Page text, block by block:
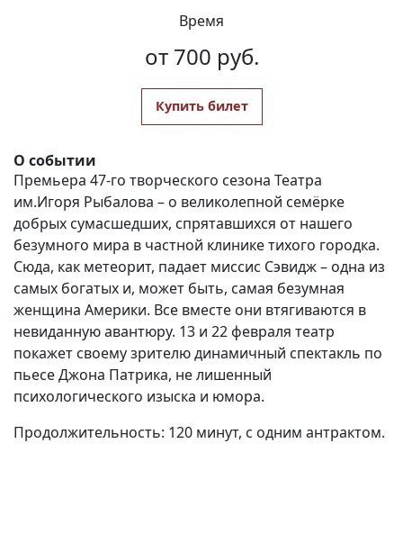
Время
от 700 руб.
Купить билет
О событии
Премьера 47-го творческого сезона Театра
им.Игоря Рыбалова – о великолепной семёрке
добрых сумасшедших, спрятавшихся от нашего
безумного мира в частной клинике тихого городка.
Сюда, как метеорит, падает миссис Сэвидж – одна из
самых богатых и, может быть, самая безумная
женщина Америки. Все вместе они втягиваются в
невиданную авантюру. 13 и 22 февраля театр
покажет своему зрителю динамичный спектакль по
пьесе Джона Патрика, не лишенный
психологического изыска и юмора.
Продолжительность: 120 минут, с одним антрактом.